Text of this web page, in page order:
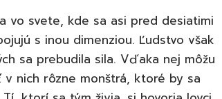
vo svete, kde sa asi pred desiatimi
s inou dimenziou. Ľudstvo však
sa prebudila sila. Vďaka nej môžu
nich rôzne monštrá, ktoré by sa